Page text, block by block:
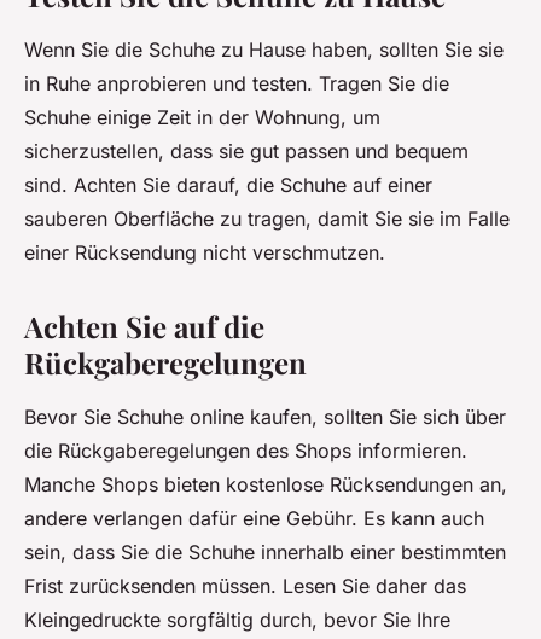
Wenn Sie die Schuhe zu Hause haben, sollten Sie sie
in Ruhe anprobieren und testen. Tragen Sie die
Schuhe einige Zeit in der Wohnung, um
sicherzustellen, dass sie gut passen und bequem
sind. Achten Sie darauf, die Schuhe auf einer
sauberen Oberfläche zu tragen, damit Sie sie im Falle
einer Rücksendung nicht verschmutzen.
Achten Sie auf die
Rückgaberegelungen
Bevor Sie Schuhe online kaufen, sollten Sie sich über
die Rückgaberegelungen des Shops informieren.
Manche Shops bieten kostenlose Rücksendungen an,
andere verlangen dafür eine Gebühr. Es kann auch
sein, dass Sie die Schuhe innerhalb einer bestimmten
Frist zurücksenden müssen. Lesen Sie daher das
Kleingedruckte sorgfältig durch, bevor Sie Ihre